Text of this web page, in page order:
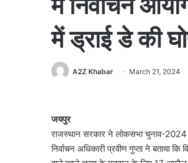
में ड्राई डे की
A2Z Khabar March 21, 2024
जयपुर
राजस्थान सरकार ने लोकसभा चुनाव-2024
निर्वाचन अधिकारी प्रवीण गुप्ता ने